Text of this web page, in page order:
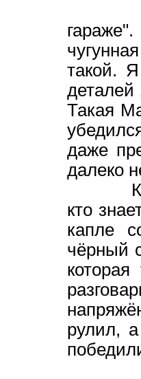
..."Я
такой.
деталей
Такая
даже
далеко
Когда
кто
капле
чёрный
рулил,